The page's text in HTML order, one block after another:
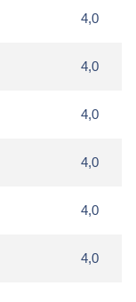
4,0
4,0
4,0
4,0
4,0
4,0